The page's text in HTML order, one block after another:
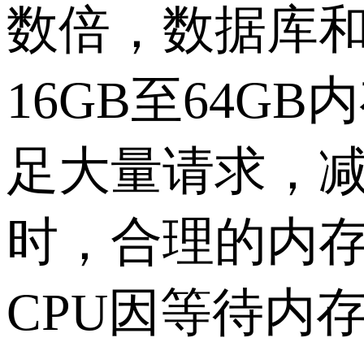
数倍，数据库
16GB至64GB
足大量请求，
时，合理的内
CPU因等待内